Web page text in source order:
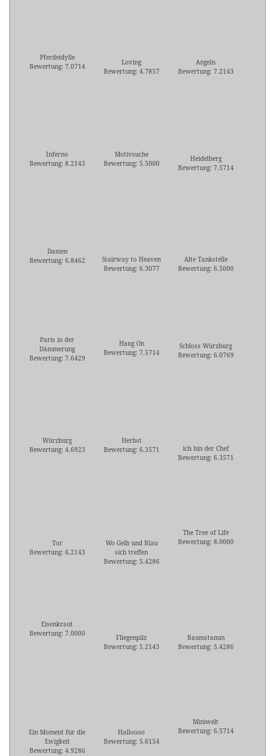
Pferdeidylle
Bewertung: 7.0714
Loving
Bewertung: 4.7857
Angeln
Bewertung: 7.2143
Inferno
Bewertung: 8.2143
Motivsuche
Bewertung: 5.5000
Heidelberg
Bewertung: 7.5714
Damen
Bewertung: 6.8462
Stairway to Heaven
Bewertung: 6.3077
Alte Tankstelle
Bewertung: 6.5000
Paris in der
Dämmerung
Bewertung: 7.6429
Hang On
Bewertung: 7.5714
Schloss Würzburg
Bewertung: 6.0769
Würzburg
Bewertung: 4.6923
Herbst
Bewertung: 6.3571
ich bin der Chef
Bewertung: 6.3571
Tor
Bewertung: 6.2143
Wo Gelb und Blau
sich treffen
Bewertung: 5.4286
The Tree of Life
Bewertung: 8.0000
Eisenkraut
Bewertung: 7.0000
Fliegenpilz
Bewertung: 5.2143
Baumstamm
Bewertung: 5.4286
Ein Moment für die
Ewigkeit
Bewertung: 4.9286
Halloooo
Bewertung: 5.6154
Miniwelt
Bewertung: 6.5714